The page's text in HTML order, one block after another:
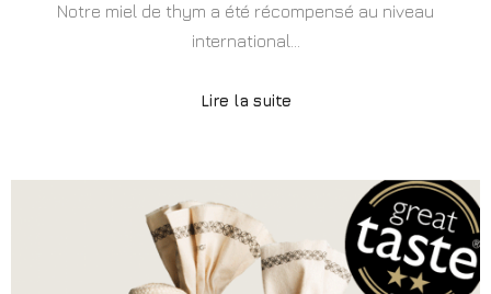
Notre miel de thym a été récompensé au niveau
international…
Lire la suite